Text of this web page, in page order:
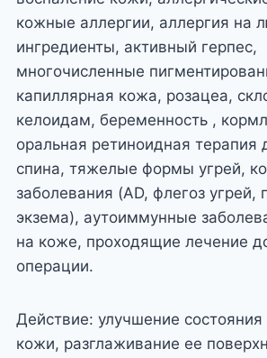
кожные аллергии, аллергия на
ингредиенты, активный герпес,
многочисленные
капиллярная кожа, розацеа,
келоидам, беременность ,
оральная ретиноидная терапия
спина, тяжелые формы угрей,
заболевания (AD, флегоз угрей,
экзема), аутоиммунные
на коже, проходящие лечение
операции.
Действие: улучшение состояния
кожи, разглаживание ее